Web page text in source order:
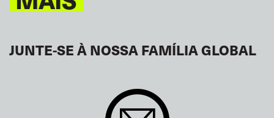
JUNTE-SE À NOSSA FAMÍLIA GLOBAL